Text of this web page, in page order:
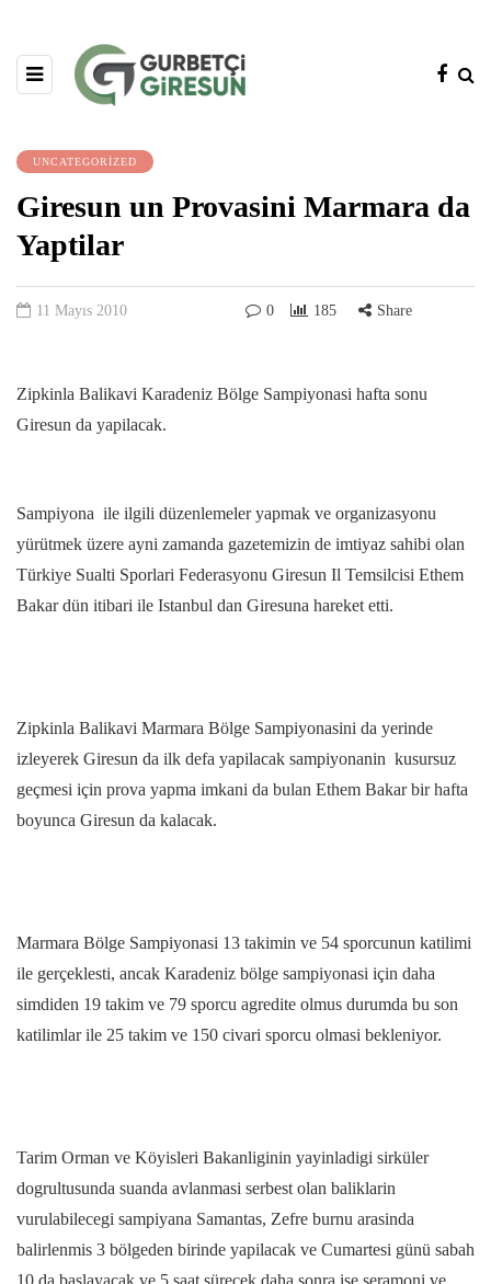
UNCATEGORIZED
Giresun un Provasini Marmara da
Yaptilar
11 Mayıs 2010 0 185 Share
Zipkinla Balikavi Karadeniz Bölge Sampiyonasi hafta sonu
Giresun da yapilacak.
Sampiyona ile ilgili düzenlemeler yapmak ve organizasyonu
yürütmek üzere ayni zamanda gazetemizin de imtiyaz sahibi olan
Türkiye Sualti Sporlari Federasyonu Giresun Il Temsilcisi Ethem
Bakar dün itibari ile Istanbul dan Giresuna hareket etti.
Zipkinla Balikavi Marmara Bölge Sampiyonasini da yerinde
izleyerek Giresun da ilk defa yapilacak sampiyonanin kusursuz
geçmesi için prova yapma imkani da bulan Ethem Bakar bir hafta
boyunca Giresun da kalacak.
Marmara Bölge Sampiyonasi 13 takimin ve 54 sporcunun katilimi
ile gerçeklesti, ancak Karadeniz bölge sampiyonasi için daha
simdiden 19 takim ve 79 sporcu agredite olmus durumda bu son
katilimlar ile 25 takim ve 150 civari sporcu olmasi bekleniyor.
Tarim Orman ve Köyisleri Bakanliginin yayinladigi sirküler
dogrultusunda suanda avlanmasi serbest olan baliklarin
vurulabilecegi sampiyana Samantas, Zefre burnu arasinda
balirlenmis 3 bölgeden birinde yapilacak ve Cumartesi günü sabah
10 da baslayacak ve 5 saat sürecek daha sonra ise seramoni ve